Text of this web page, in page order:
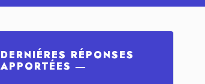
DERNIÉRES RÉPONSES
APPORTÉES ―